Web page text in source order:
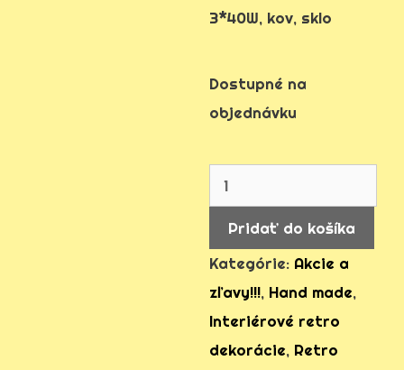
3*40W, kov, sklo
Dostupné na
objednávku
množstvo
retro
luster
stropná
lampa
industrial
Ø
Pridať do košíka
Kategórie: Akcie a
zľavy!!!, Hand made,
Interiérové retro
dekorácie, Retro